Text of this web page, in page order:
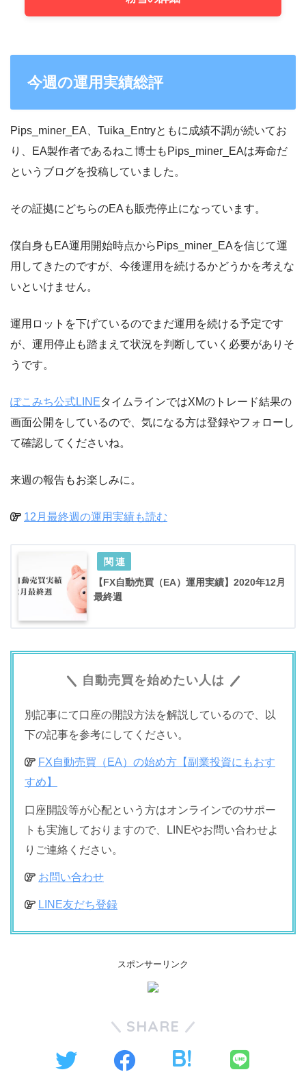
今週の運用実績総評
Pips_miner_EA、Tuika_Entryともに成績不調が続いてお
り、EA製作者であるねこ博士もPips_miner_EAは寿命だ
というブログを投稿していました。
その証拠にどちらのEAも販売停止になっています。
僕自身もEA運用開始時点からPips_miner_EAを信じて運
用してきたのですが、今後運用を続けるかどうかを考えな
いといけません。
運用ロットを下げているのでまだ運用を続ける予定です
が、運用停止も踏まえて状況を判断していく必要がありそ
うです。
ぽこみち公式LINEタイムラインではXMのトレード結果の
画面公開をしているので、気になる方は登録やフォローし
て確認してくださいね。
来週の報告もお楽しみに。
12月最終週の運用実績も読む
【FX自動売買（EA）運用実績】2020年12月
最終週
自動売買を始めたい人は
別記事にて口座の開設方法を解説しているので、以
下の記事を参考にしてください。
FX自動売買（EA）の始め方【副業投資にもおす
すめ】
口座開設等が心配という方はオンラインでのサポー
トも実施しておりますので、LINEやお問い合わせよ
りご連絡ください。
お問い合わせ
LINE友だち登録
スポンサーリンク
SHARE